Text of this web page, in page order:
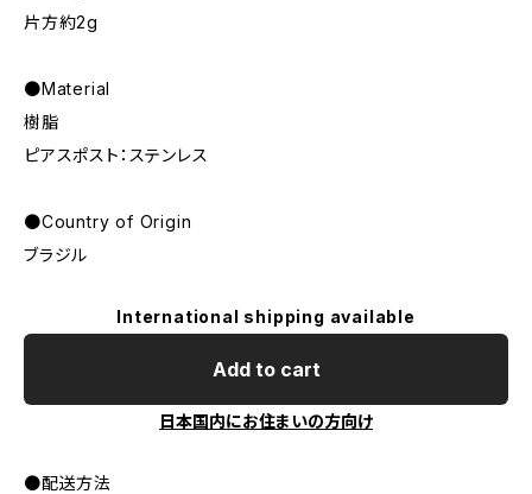
片方約2g
●Material
樹脂
ピアスポスト：ステンレス
●Country of Origin
ブラジル
International shipping available
Add to cart
日本国内にお住まいの方向け
●配送方法